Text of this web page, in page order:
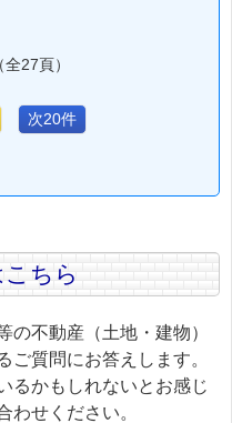
27頁）
次20件
ちら
の不動産（土地・建物）
ご質問にお答えします。
るかもしれないとお感じ
わせください。